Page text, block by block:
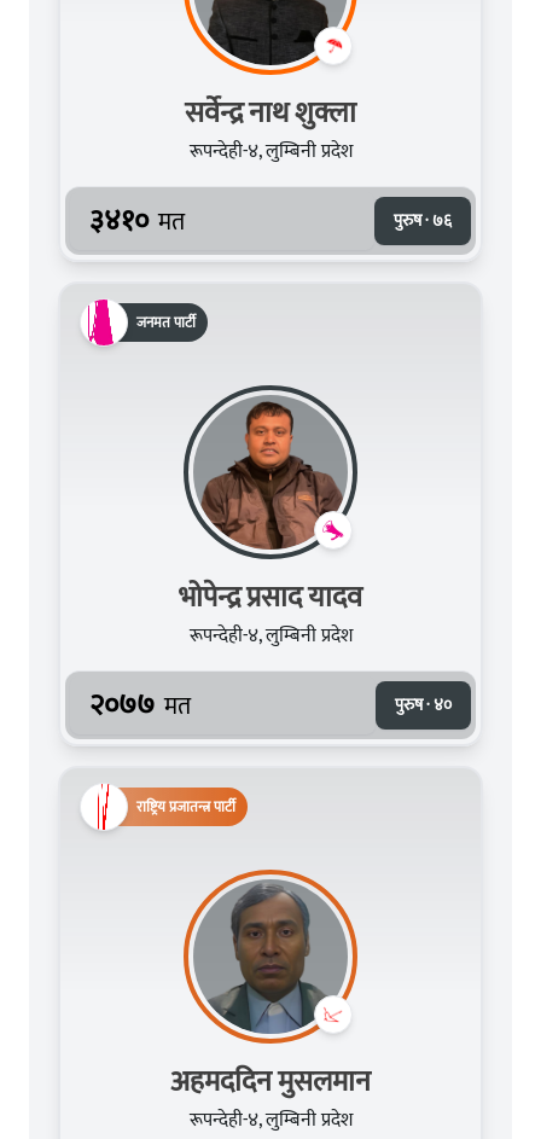
सर्वेन्द्र नाथ शुक्ला
रूपन्देही-४, लुम्बिनी प्रदेश
३४१० मत पुरुष · ७६
जनमत पार्टी
भोपेन्द्र प्रसाद यादव
रूपन्देही-४, लुम्बिनी प्रदेश
२०७७ मत पुरुष · ४०
राष्ट्रिय प्रजातन्त्र पार्टी
अहमददिन मुसलमान
रूपन्देही-४, लुम्बिनी प्रदेश